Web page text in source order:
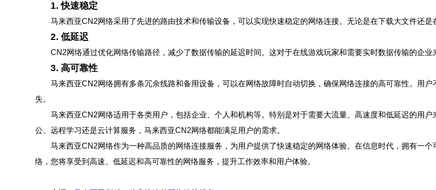
1. 快速稳定
马来西亚CN2网络采用了先进的路由技术和传输设备，可以实现快速稳定的网络连接。无论是在下载大文件还
2. 低延迟
CN2网络通过优化网络传输路径，减少了数据传输的延迟时间。这对于在线游戏玩家和需要实时数据传输的企
3. 高可靠性
马来西亚CN2网络拥有多条冗余线路和备用设备，可以在网络故障时自动切换，确保网络连接的高可靠性。用
失。
马来西亚CN2网络适用于各类用户，包括企业、个人和机构等。特别是对于需要大流量、高速度和低延迟的用
公、远程学习还是云计算服务，马来西亚CN2网络都能满足用户的需求。
马来西亚CN2网络作为一种高品质的网络连接服务，为用户提供了快速稳定的网络体验。在信息时代，拥有一
络，您将享受到高速、低延迟和高可靠性的网络服务，提升工作效率和用户体验。